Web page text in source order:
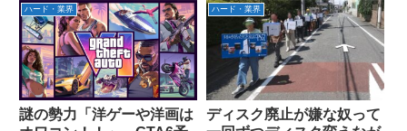
ハード・業界
謎の勢力「洋ゲーや洋画は
ハード・業界
ディスク廃止が嫌な奴って